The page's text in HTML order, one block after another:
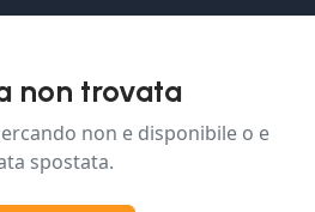
non trovata
non e disponibile o e
spostata.